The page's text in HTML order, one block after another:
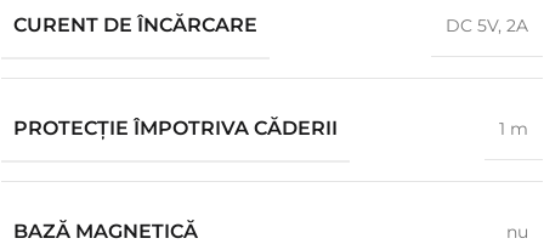
CURENT DE ÎNCĂRCARE DC 5V, 2A
PROTECȚIE ÎMPOTRIVA CĂDERII 1 m
BAZĂ MAGNETICĂ nu